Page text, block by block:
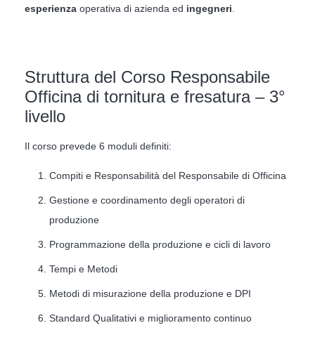
esperienza operativa di azienda ed ingegneri
Struttura del Corso Responsabile
Officina di tornitura e fresatura – 3°
livello
Il corso prevede 6 moduli definiti:
Compiti e Responsabilità del Responsabile di Officina
Gestione e coordinamento degli operatori di
produzione
Programmazione della produzione e cicli di lavoro
Tempi e Metodi
Metodi di misurazione della produzione e DPI
Standard Qualitativi e miglioramento continuo